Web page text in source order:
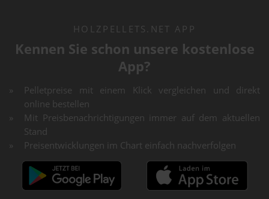
HOLZPELLETS.NET APP
Kennen Sie schon unsere kostenlose
App?
Pelletpreise mit einem Klick vergleichen und direkt
online bestellen
Mit Preisbenachrichtigungen immer auf dem aktuellen
Stand
Preisentwicklungen im Chart einfach nachverfolgen